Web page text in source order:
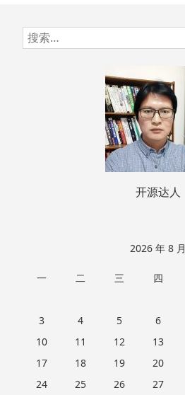
跳
至
搜
索：
开源达人
2026 年 8 月
一 二 三 四
3
4 5 6
10
11 12 13
17
18 19 20
24
25 26 27